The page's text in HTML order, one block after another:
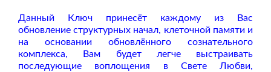
Данный Ключ принесёт каждому из Вас
обновление структурных начал, клеточной памяти и
на основании обновлённого сознательного
комплекса, Вам будет легче выстраивать
последующие воплощения в Свете Любви,